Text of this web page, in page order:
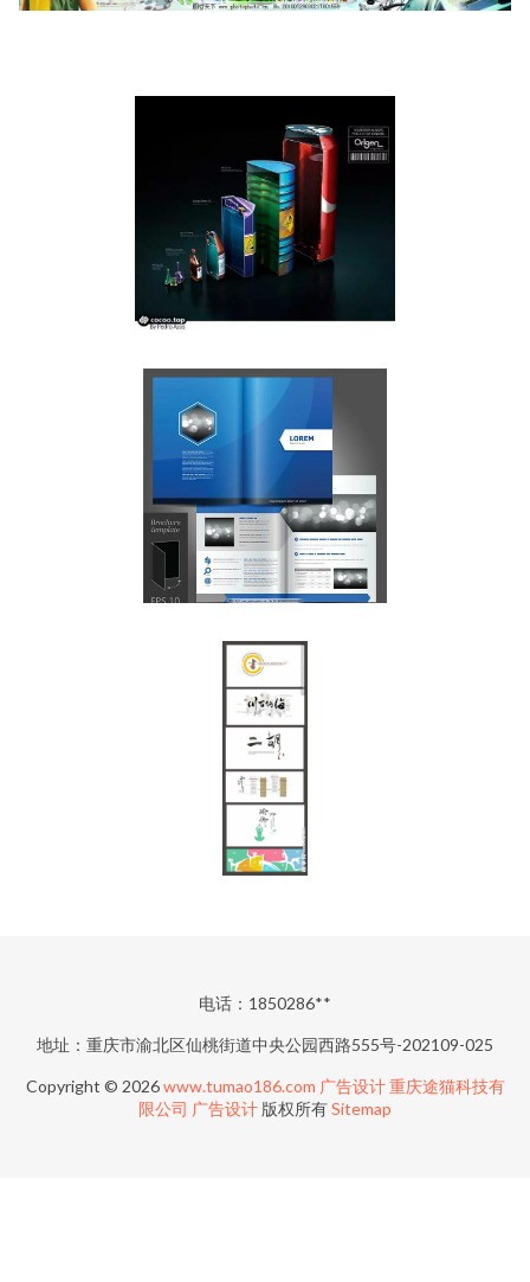
电话：1850286**
地址：重庆市渝北区仙桃街道中央公园西路555号-202109-025
Copyright © 2026www.tumao186.com 广告设计 重庆途猫科技有
限公司 广告设计 版权所有Sitemap